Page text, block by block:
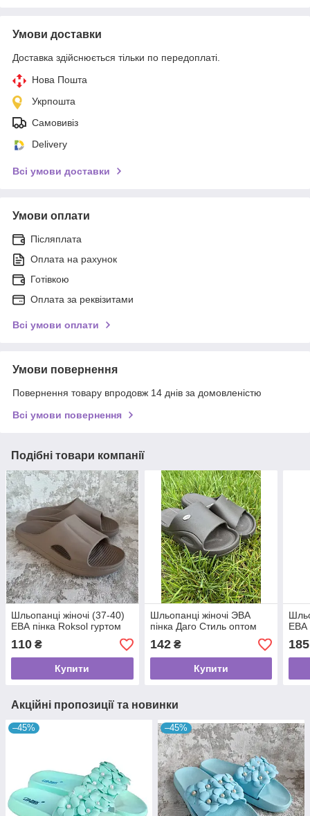
Умови доставки
Доставка здійснюється тільки по передоплаті.
Нова Пошта
Укрпошта
Самовивіз
Delivery
Всі умови доставки
Умови оплати
Післяплата
Оплата на рахунок
Готівкою
Оплата за реквізитами
Всі умови оплати
Умови повернення
Повернення товару впродовж 14 днів за домовленістю
Всі умови повернення
Подібні товари компанії
Шльопанці жіночі (37-40)
ЕВА пінка Roksol гуртом
110 ₴
Купити
Шльопанці жіночі ЭВА
пінка Даго Стиль оптом
142₴
Купити
ЕВА
185
Акційні пропозиції та новинки
–45% –45%